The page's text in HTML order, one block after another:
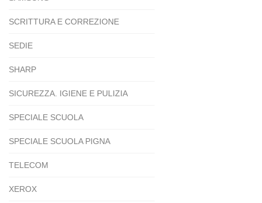
SCRITTURA E CORREZIONE
SEDIE
SHARP
SICUREZZA. IGIENE E PULIZIA
SPECIALE SCUOLA
SPECIALE SCUOLA PIGNA
TELECOM
XEROX